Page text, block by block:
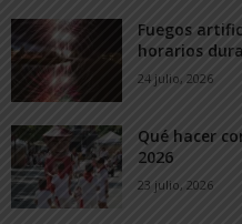
Fuegos
horarios
24 julio, 2026
Qué hacer
2026
23 julio, 2026